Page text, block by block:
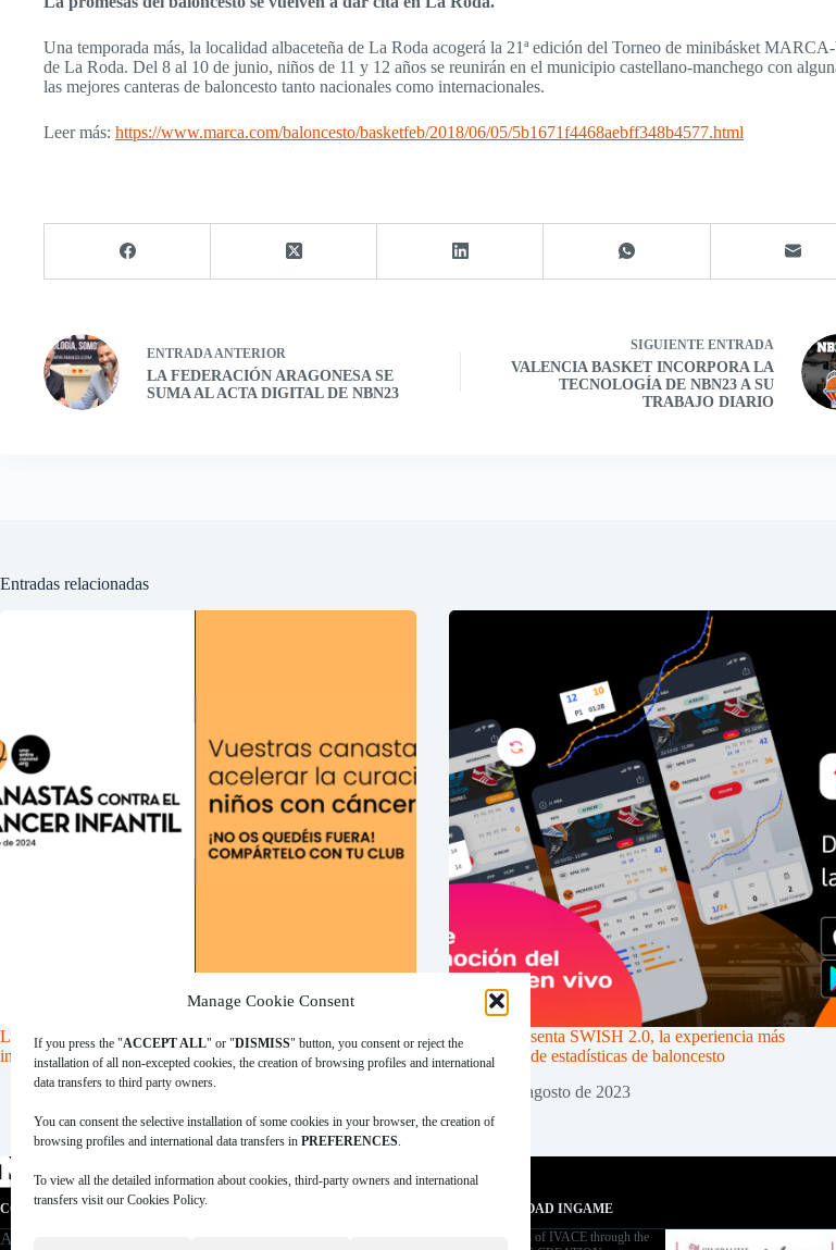
Manage Cookie Consent
If you press the "ACCEPT ALL" or "DISMISS" button, you consent or reject the
installation of all non-excepted cookies, the creation of browsing profiles and international
data transfers to third party owners.
You can consent the selective installation of some cookies in your browser, the creation of
browsing profiles and international data transfers in PREFERENCES.
To view all the detailed information about cookies, third-party owners and international
transfers visit our Cookies Policy.
Una temporada más, la localidad albaceteña de La Roda acogerá la 21ª edición del Torneo de minibásket
de La Roda. Del 8 al 10 de junio, niños de 11 y 12 años se reunirán en el municipio castellano-manchego con
las mejores canteras de baloncesto tanto nacionales como internacionales.
Leer más: https://www.marca.com/baloncesto/basketfeb/2018/06/05/5b1671f4468aebff348b4577.html
ENTRADA ANTERIOR
LA FEDERACIÓN ARAGONESA SE
SUMA AL ACTA DIGITAL DE NBN23
SIGUIENTE ENTRADA
VALENCIA BASKET INCORPORA LA
TECNOLOGÍA DE NBN23 A SU
TRABAJO DIARIO
Entradas relacionadas
Llega la jornada más solidaria con ‘Canastas contra el cáncer
infantil’
2 de febrero de 2024
NBN23 presenta SWISH 2.0, la experiencia más
innovadora de estadísticas de baloncesto
3 de agosto de 2023
COOKIES POLICY| PRIVACY POLICY DOWNLOAD INGAME
A
NBN23 has had the collaboration of IVACE through the